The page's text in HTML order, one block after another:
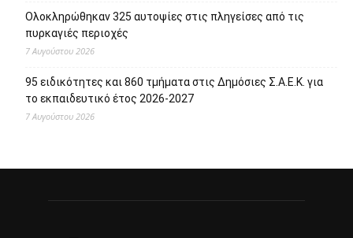
Πρόσφατα άρθρα
Το Allou! fan park γίνεται πόλος πολιτισμού, αναψυχής,